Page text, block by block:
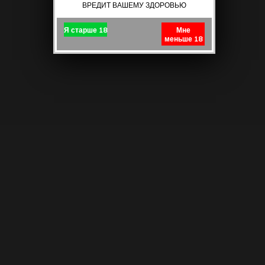
ВРЕДИТ ВАШЕМУ ЗДОРОВЬЮ
Я старше 18
Мне
меньше 18